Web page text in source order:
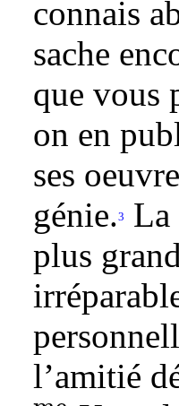
connais
sache
que vous
on en
ses
génie.3
La
plus
l’amitié